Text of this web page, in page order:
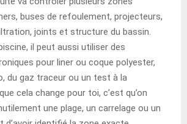
buses de refoulement, projecteurs,
joints et structure du bassin.
il peut aussi utiliser des
pour liner ou coque polyester,
du gaz traceur ou un test à la
cela change pour toi, c’est qu’on
une plage, un carrelage ou un